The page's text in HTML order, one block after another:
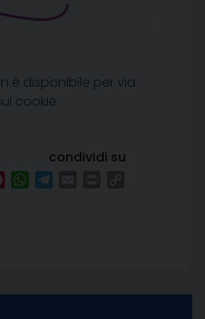
è disponibile per via
cookie
condividi su
PinterestWhatsApp